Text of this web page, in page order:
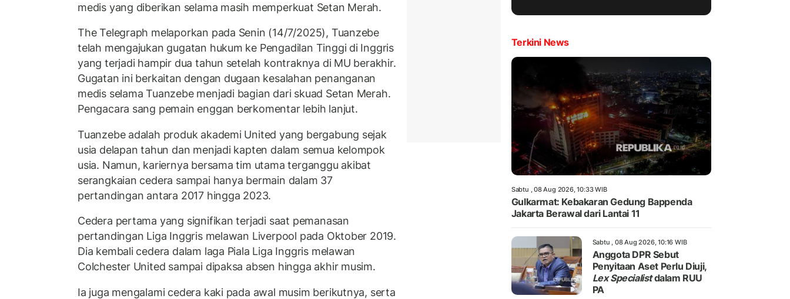
medis yang diberikan selama masih memperkuat Setan Merah.
The Telegraph melaporkan pada Senin (14/7/2025), Tuanzebe
telah mengajukan gugatan hukum ke Pengadilan Tinggi di Inggris
yang terjadi hampir dua tahun setelah kontraknya di MU berakhir.
Gugatan ini berkaitan dengan dugaan kesalahan penanganan
medis selama Tuanzebe menjadi bagian dari skuad Setan Merah.
Pengacara sang pemain enggan berkomentar lebih lanjut.
Tuanzebe adalah produk akademi United yang bergabung sejak
usia delapan tahun dan menjadi kapten dalam semua kelompok
usia. Namun, kariernya bersama tim utama terganggu akibat
serangkaian cedera sampai hanya bermain dalam 37
pertandingan antara 2017 hingga 2023.
Cedera pertama yang signifikan terjadi saat pemanasan
pertandingan Liga Inggris melawan Liverpool pada Oktober 2019.
Dia kembali cedera dalam laga Piala Liga Inggris melawan
Colchester United sampai dipaksa absen hingga akhir musim.
Ia juga mengalami cedera kaki pada awal musim berikutnya, serta
Terkini News
Sabtu , 08 Aug 2026, 10:33 WIB
Gulkarmat: Kebakaran Gedung Bappenda
Jakarta Berawal dari Lantai 11
Sabtu , 08 Aug 2026, 10:16 WIB
Anggota DPR Sebut
Penyitaan Aset Perlu Diuji,
Lex Specialistdalam RUU
PA